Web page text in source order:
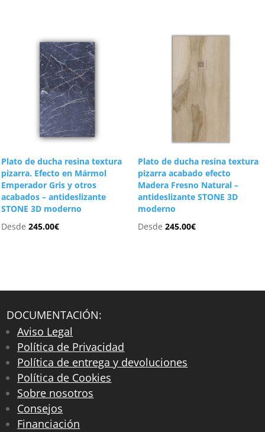
Plato de ducha resina textura
pizarra. Efecto en Mármol
Emperador Gris y otros
acabados – antideslizante
STONE 3D moderno
Desde245.00€
Plato de ducha resina textura
pizarra acabado efecto
Madera Fresno Natural –
antideslizante STONE 3D
moderno
Desde 245.00€
DOCUMENTACIÓN:
Aviso Legal
Política de Privacidad
Política de entrega y devoluciones
Política de Cookies
Sobre nosotros
Consejos
Financiación